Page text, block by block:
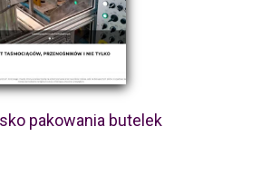
pakowania butelek